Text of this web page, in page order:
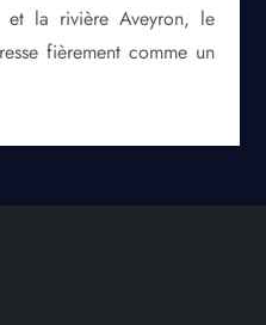
et la rivière Aveyron, le
fièrement comme un